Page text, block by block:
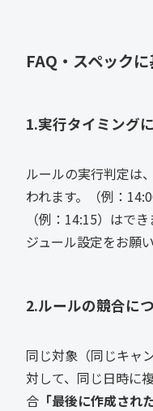
FAQ・スペック
1.実行タイミング
ルールの実行判定は
われます。（例：
（例：14:15）はで
ジュール設定をお願
2.ルールの競合に
同じ対象（同じキャ
対して、同じ日時に
合 「最後に作成され